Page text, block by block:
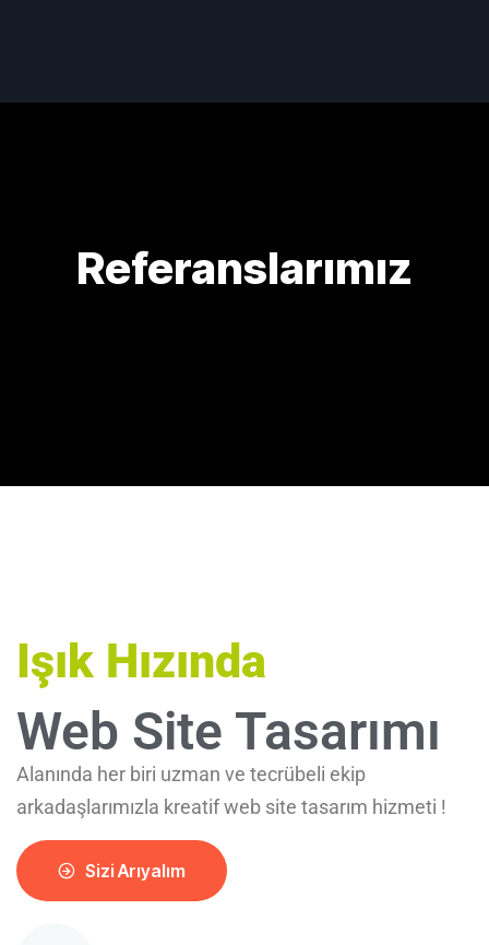
Referanslarımız
Işık Hızında
Web Site Tasarımı
Alanında her biri uzman ve tecrübeli ekip
arkadaşlarımızla kreatif web site tasarım hizmeti !
Sizi Arıyalım